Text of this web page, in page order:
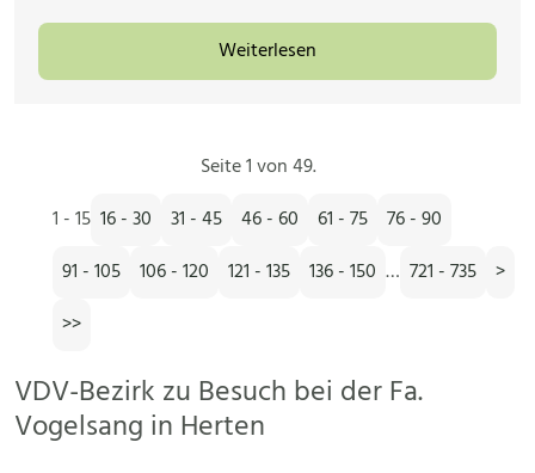
Weiterlesen
Seite 1 von 49.
1 - 15 16 - 30 31 - 45 46 - 60 61 - 75
76 - 90
91 - 105
106 - 120 121 - 135 136 - 150 … 721 - 735
>
>>
VDV-Bezirk zu Besuch bei der Fa.
Vogelsang in Herten